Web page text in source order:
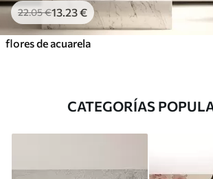
22.05€13 .23€
flores de acuarela
CATEGORÍAS